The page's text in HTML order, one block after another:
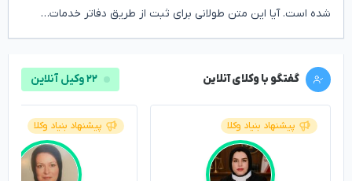
شده است. آیا این متن طولانی برای ثبت از طریق دفاتر خدمات…
گفتگو با وکلای آنلاین ۲۲ وکیل آنلاین
پیشنهاد بنیاد وکلا پیشنهاد بنیاد وکلا